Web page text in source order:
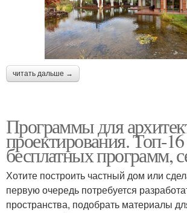
читать дальше →
Программы для
проектирования. Топ-16
бесплатных программ,
Хотите построить частный дом или
первую очередь потребуется
пространства, подобрать материалы